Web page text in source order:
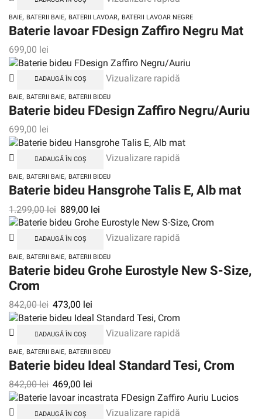
BAIE, BATERII BAIE, BATERII LAVOAR, BATERII LAVOAR NEGRE
Baterie lavoar FDesign Zaffiro Negru Mat
699,00 lei
ADAUGĂ ÎN COȘ Vizualizare rapidă
BAIE, BATERII BAIE, BATERII BIDEU
Baterie bideu FDesign Zaffiro Negru/Auriu
699,00 lei
ADAUGĂ ÎN COȘ Vizualizare rapidă
BAIE, BATERII BAIE, BATERII BIDEU
Baterie bideu Hansgrohe Talis E, Alb mat
1.299,00lei 889,00 lei
ADAUGĂ ÎN COȘ Vizualizare rapidă
BAIE, BATERII BAIE, BATERII BIDEU
Baterie bideu Grohe Eurostyle New S-Size,
Crom
842,00lei 473,00 lei
ADAUGĂ ÎN COȘ Vizualizare rapidă
BAIE, BATERII BAIE, BATERII BIDEU
Baterie bideu Ideal Standard Tesi, Crom
842,00lei 469,00 lei
ADAUGĂ ÎN COȘ Vizualizare rapidă